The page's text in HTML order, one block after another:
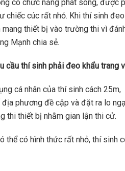
có chức năng phát sóng, được
chiếc cúc rất nhỏ. Khi thí sinh
thiết bị vào trường thi vì
Mạnh chia sẻ.
cầu thí sinh phải đeo khẩu trang
cá nhân của thí sinh cách
phương đề cập và đặt ra lo
thi thiết bị nhằm gian lận thi cử.
thể có hình thức rất nhỏ, thí sinh